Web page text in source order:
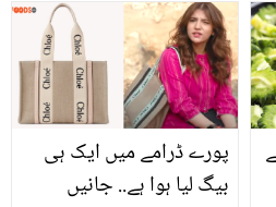
پانی کے 5 کرشماتی فوائد
جو کریں آپ کی بھی بڑی
مشکل آسان
پورے ڈرامے میں ایک ہی
بیگ لیا ہوا ہے.. جانیں